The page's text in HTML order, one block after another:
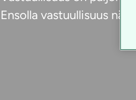
Ensolla vastuullisuus